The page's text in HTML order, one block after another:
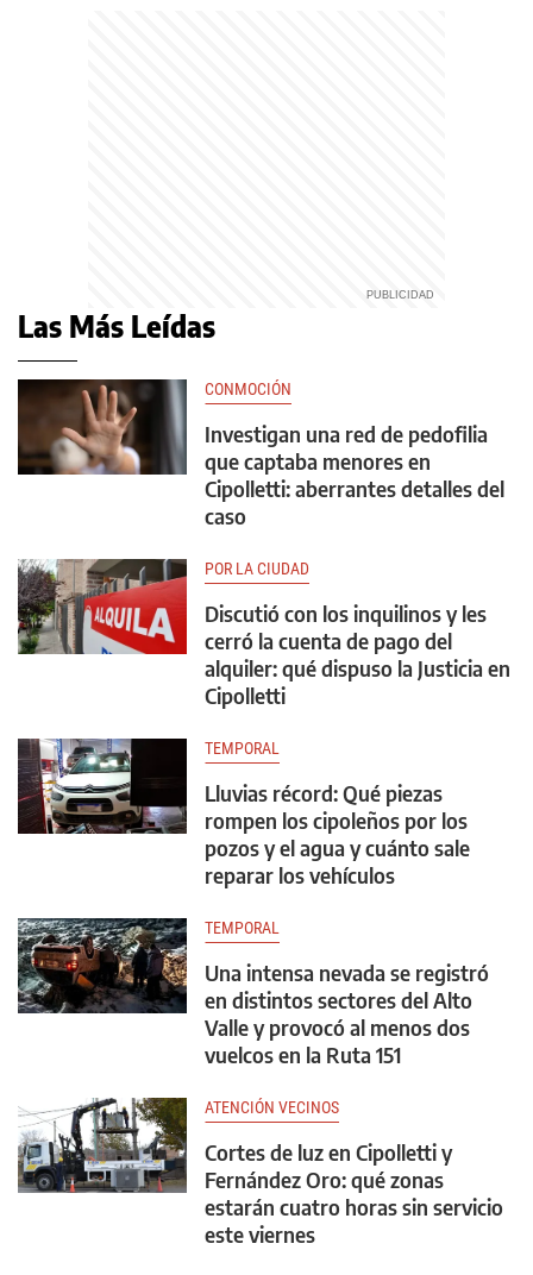
Las Más Leídas
CONMOCIÓN
Investigan una red de pedofilia
que captaba menores en
Cipolletti: aberrantes detalles del
caso
POR LA CIUDAD
Discutió con los inquilinos y les
cerró la cuenta de pago del
alquiler: qué dispuso la Justicia en
Cipolletti
TEMPORAL
Lluvias récord: Qué piezas
rompen los cipoleños por los
pozos y el agua y cuánto sale
reparar los vehículos
TEMPORAL
Una intensa nevada se registró
en distintos sectores del Alto
Valle y provocó al menos dos
vuelcos en la Ruta 151
ATENCIÓN VECINOS
Cortes de luz en Cipolletti y
Fernández Oro: qué zonas
estarán cuatro horas sin servicio
este viernes